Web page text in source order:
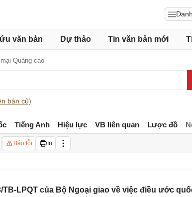
văn bản Dự thảo Tin văn bản mới
Quảng cáo
bản cũ)
Tiếng Anh Hiệu lực VB liên quan Lược đồ
Báo lỗi In
TB-LPQT của Bộ Ngoại giao về việc điều ước